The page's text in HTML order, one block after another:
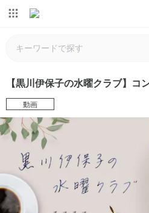
【黒川伊保子の水曜クラブ】コ
動画